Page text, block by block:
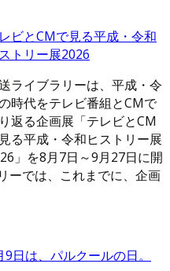
ビとCMで見る平成・令和
トリー展2026
ライブラリーは、平成・令
時代をテレビ番組とCMで
返る企画展「テレビとCM
る平成・令和ヒストリー展
」を8月7日～9月27日に開
ーでは、これまでに、企画
9日は、パルクールの日。